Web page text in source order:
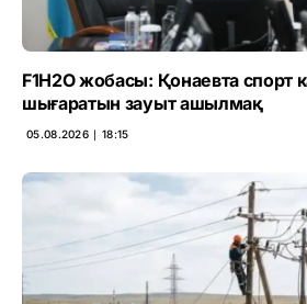
F1H2O жобасы: Қонаевта спорт
шығаратын зауыт ашылмақ
05.08.2026 ∣ 18:15